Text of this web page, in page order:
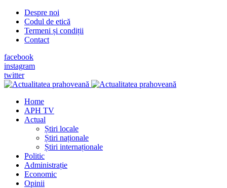
Despre noi
Codul de etică
Termeni și condiții
Contact
facebook
instagram
twitter
Home
APH TV
Actual
Știri locale
Știri naționale
Știri internaționale
Politic
Administrație
Economic
Opinii